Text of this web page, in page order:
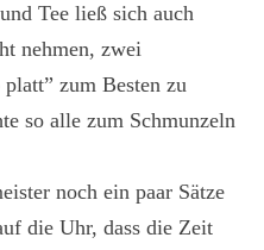
Tee ließ sich auch
nehmen, zwei
zum Besten zu
so alle zum Schmunzeln
noch ein paar Sätze
die Uhr, dass die Zeit